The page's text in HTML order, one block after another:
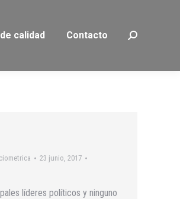
calidad Contacto Buscar:
23 junio, 2017
líderes políticos y ninguno